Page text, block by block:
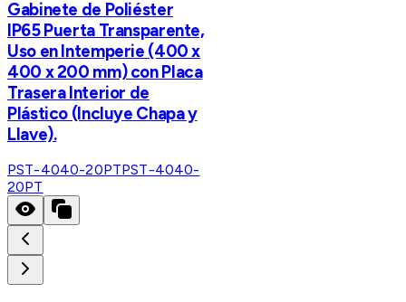
Gabinete de Poliéster
IP65 Puerta Transparente,
Uso en Intemperie (400 x
400 x 200 mm) con Placa
Trasera Interior de
Plástico (Incluye Chapa y
Llave).
PST-4040-20PTPST-4040-
20PT